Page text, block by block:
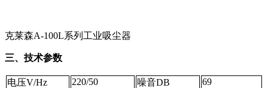
克莱森A-100L系列工业吸尘器
三、技术参数
电压V/Hz 220/50 噪音DB
69